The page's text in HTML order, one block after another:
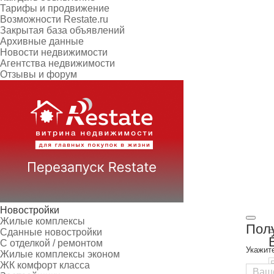
Тарифы и продвижение
Возможности Restate.ru
Закрытая база объявлений
Архивные данные
Новости недвижимости
Агентства недвижимости
Отзывы и форум
Новостройки
Жилые комплексы
Сданные новостройки
С отделкой / ремонтом
Жилые комплексы эконом
ЖК комфорт класса